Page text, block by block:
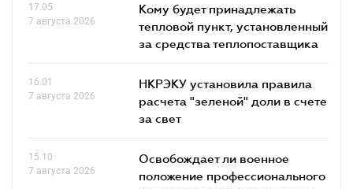
17.05
7 августа 2026
Кому будет принадлежать
тепловой пункт, установленный
за средства теплопоставщика
16.01
7 августа 2026
НКРЭКУ установила правила
расчета "зеленой" доли в счете
за свет
15.10
7 августа 2026
Освобождает ли военное
положение профессионального